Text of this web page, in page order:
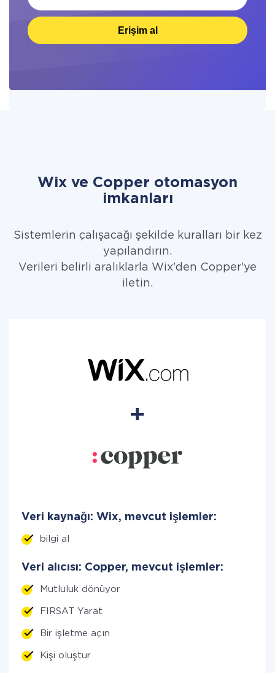
Erişim al
Wix ve Copper otomasyon
imkanları
Sistemlerin çalışacağı şekilde kuralları bir kez
yapılandırın.
Verileri belirli aralıklarla Wix'den Copper'ye
iletin.
Veri kaynağı: Wix, mevcut işlemler:
bilgi al
Veri alıcısı: Copper, mevcut işlemler:
Mutluluk dönüyor
FIRSAT Yarat
Bir işletme açın
Kişi oluştur